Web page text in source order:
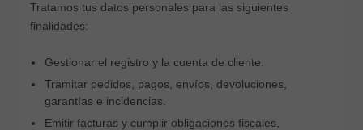
Tratamos tus datos personales para las siguientes
finalidades:
Gestionar el registro y la cuenta de cliente.
Tramitar pedidos, pagos, envíos, devoluciones,
garantías e incidencias.
Emitir facturas y cumplir obligaciones fiscales,